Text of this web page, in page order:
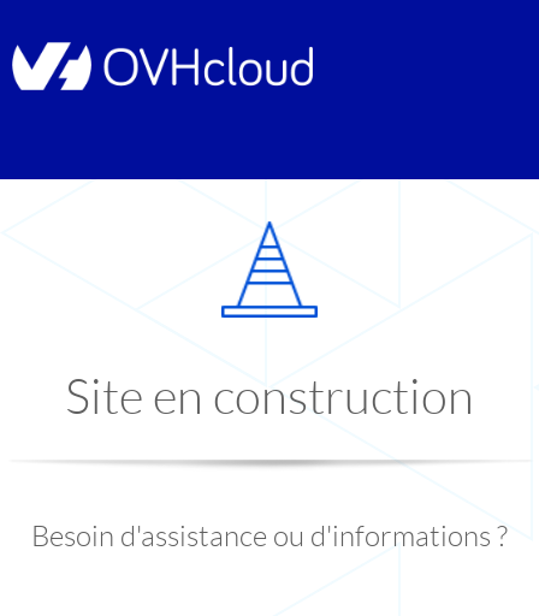
Site en construction
Besoin d'assistance ou d'informations ?